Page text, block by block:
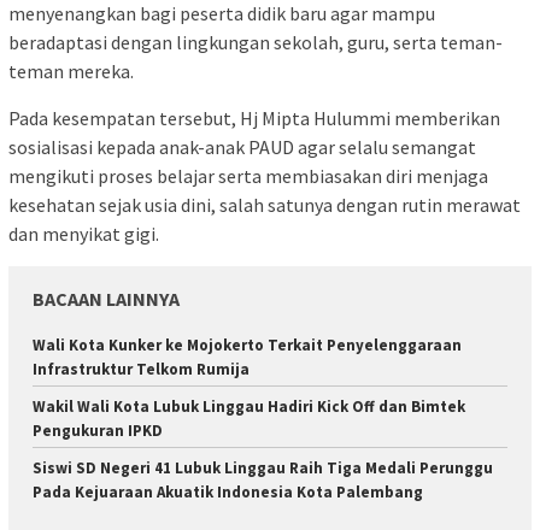
menyenangkan bagi peserta didik baru agar mampu
beradaptasi dengan lingkungan sekolah, guru, serta teman-
teman mereka.
Pada kesempatan tersebut, Hj Mipta Hulummi memberikan
sosialisasi kepada anak-anak PAUD agar selalu semangat
mengikuti proses belajar serta membiasakan diri menjaga
kesehatan sejak usia dini, salah satunya dengan rutin merawat
dan menyikat gigi.
BACAAN LAINNYA
Wali Kota Kunker ke Mojokerto Terkait Penyelenggaraan
Infrastruktur Telkom Rumija
Wakil Wali Kota Lubuk Linggau Hadiri Kick Off dan Bimtek
Pengukuran IPKD
Siswi SD Negeri 41 Lubuk Linggau Raih Tiga Medali Perunggu
Pada Kejuaraan Akuatik Indonesia Kota Palembang